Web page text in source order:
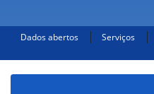
Dados abertos Serviços